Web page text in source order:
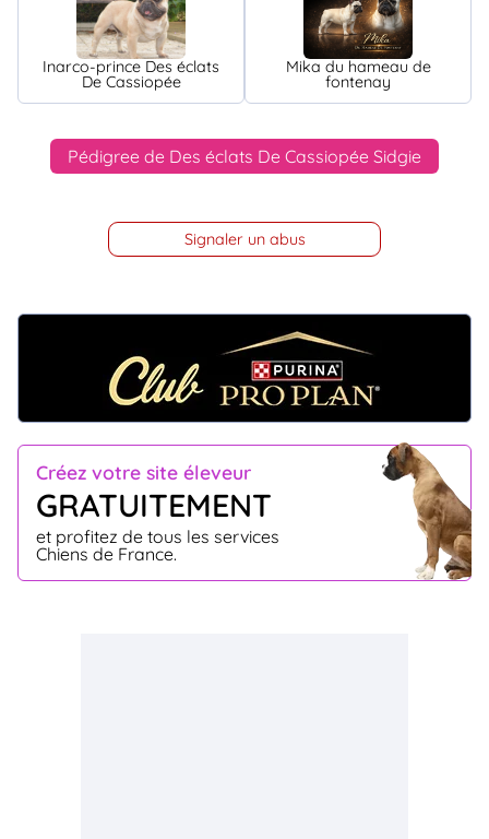
Inarco-prince Des éclats
De Cassiopée
Mika du hameau de
fontenay
Pédigree de Des éclats De Cassiopée Sidgie
Signaler un abus
Créez votre site éleveur
GRATUITEMENT
et profitez de tous les services
Chiens de France.